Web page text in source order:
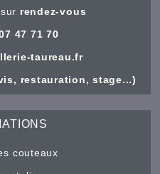
rendez-vous
47 71 70
taureau.fr
restauration, stage...)
couteaux